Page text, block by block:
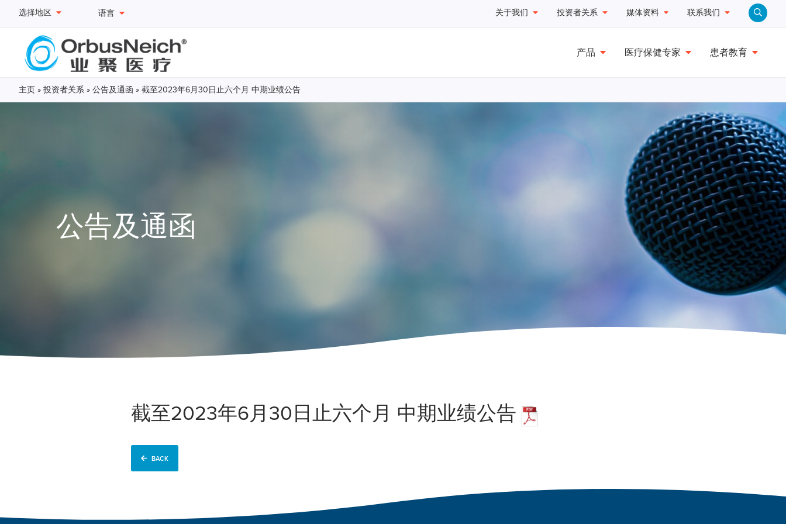
选择地区 语言 关于我们 投资者关系 媒体资料 联系我们
产品 医疗保健专家 患者教育
主页 » 投资者关系 » 公告及通函 » 截至2023年6月30日止六个月 中期业绩公告
公告及通函
截至2023年6月30日止六个月 中期业绩公告
BACK